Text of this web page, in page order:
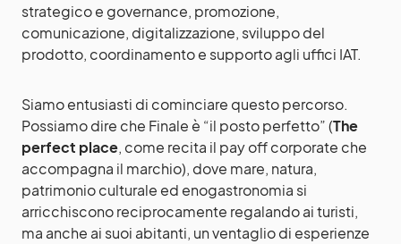
strategico e governance, promozione,
comunicazione, digitalizzazione, sviluppo del
prodotto, coordinamento e supporto agli uffici IAT.
Siamo entusiasti di cominciare questo percorso.
Possiamo dire che Finale è “il posto perfetto” (The
perfect place, come recita il pay off corporate che
accompagna il marchio), dove mare, natura,
patrimonio culturale ed enogastronomia si
arricchiscono reciprocamente regalando ai turisti,
ma anche ai suoi abitanti, un ventaglio di esperienze